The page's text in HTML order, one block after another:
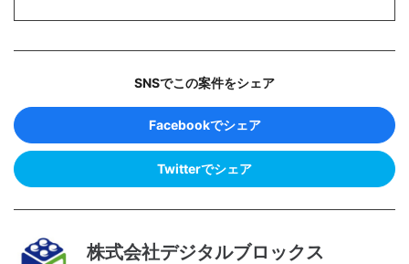
SNSでこの案件をシェア
Facebookでシェア
Twitterでシェア
株式会社デジタルブロックス